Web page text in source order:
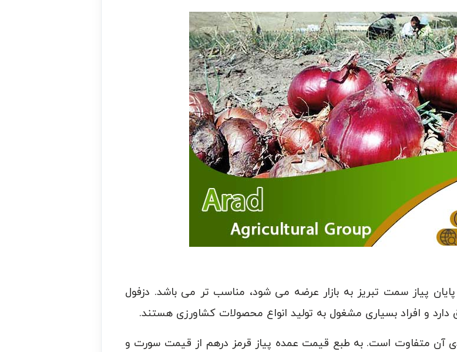
پایان پیاز سمت تبریز به بازار عرضه می شود، مناسب تر می باشد. دزفول
و افراد بسیاری مشغول به تولید انواع محصولات کشاورزی هستند.
آن متفاوت است. به طبع قیمت عمده پیاز قرمز درهم از قیمت سورت و